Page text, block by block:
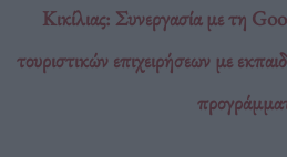
Κικίλιας: Συνεργασία με τη
τουριστικών επιχειρήσεων με